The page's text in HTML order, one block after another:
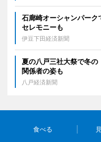
石廊崎オーシャンパー
セレモニーも
伊豆下田経済新聞
夏の八戸三社大祭で冬
関係者の姿も
八戸経済新聞
食べる